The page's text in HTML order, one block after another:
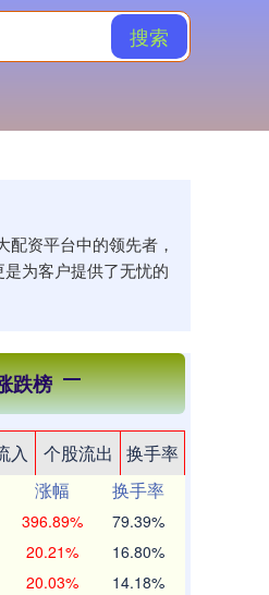
搜索
资平台中的领先者，
为客户提供了无忧的
跌榜
入 个股流出
换手率
涨幅
换手率
396.89% 79.39%
20.21% 16.80%
20.03% 14.18%